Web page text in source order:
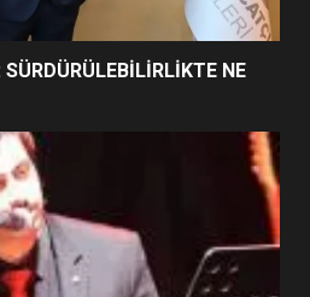
BELEDİYESPOR’DA
NASIL
NE